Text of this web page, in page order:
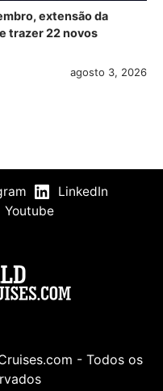
extensão da
trazer 22 novos
agosto 3, 2026
LinkedIn
Youtube
- Todos os